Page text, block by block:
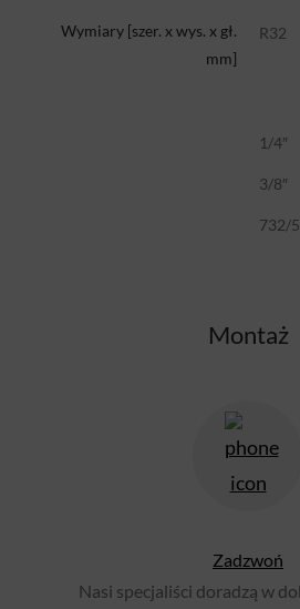
Wymiary [szer. x wys. x gł.
mm]
R32
1/4″
3/8″
732/
Montaż
Zadzwoń
Nasi specjaliści doradzą w